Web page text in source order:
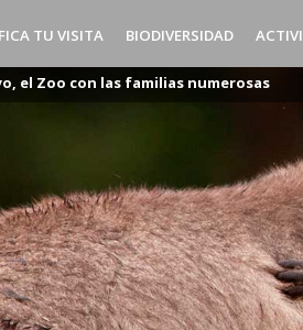
TU VISITA BIODIVERSIDAD
el Zoo con las familias numerosas